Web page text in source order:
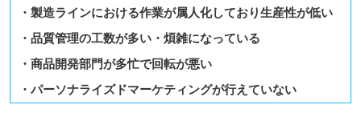
・製造ラインにおける作業が属人化しており生産性が低い
・品質管理の工数が多い・煩雑になっている
・商品開発部門が多忙で回転が悪い
・パーソナライズドマーケティングが行えていない